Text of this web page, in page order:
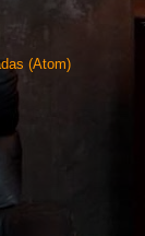
(Atom)